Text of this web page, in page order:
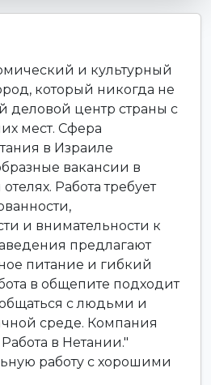
и культурный
который никогда не
деловой центр страны с
мест. Сфера
в Израиле
вакансии в
Работа требует
и внимательности к
предлагают
питание и гибкий
в общепите подходит
с людьми и
среде. Компания
в Нетании."
работу с хорошими